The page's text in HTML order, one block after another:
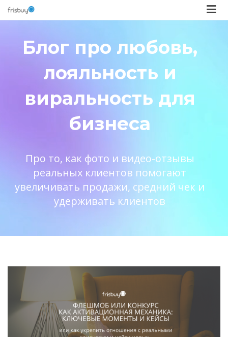
Блог про любовь,
лояльность и
виральность для
бизнеса
Про то, как фото и видео-отзывы
реальных клиентов помогают
увеличивать продажи, средний чек и
удерживать клиентов